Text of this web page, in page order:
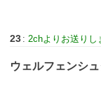
23 : 2chよりお送りし
ウェルフェンシ